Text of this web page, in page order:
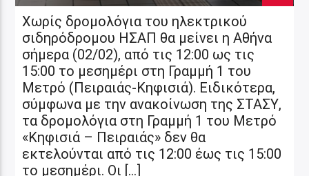
Χωρίς δρομολόγια του ηλεκτρικού
σιδηρόδρομου ΗΣΑΠ θα μείνει η Αθήνα
σήμερα (02/02), από τις 12:00 ως τις
15:00 το μεσημέρι στη Γραμμή 1 του
Μετρό (Πειραιάς-Κηφισιά). Ειδικότερα,
σύμφωνα με την ανακοίνωση της ΣΤΑΣΥ,
τα δρομολόγια στη Γραμμή 1 του Μετρό
«Κηφισιά – Πειραιάς» δεν θα
εκτελούνται από τις 12:00 έως τις 15:00
το μεσημέρι. Οι […]